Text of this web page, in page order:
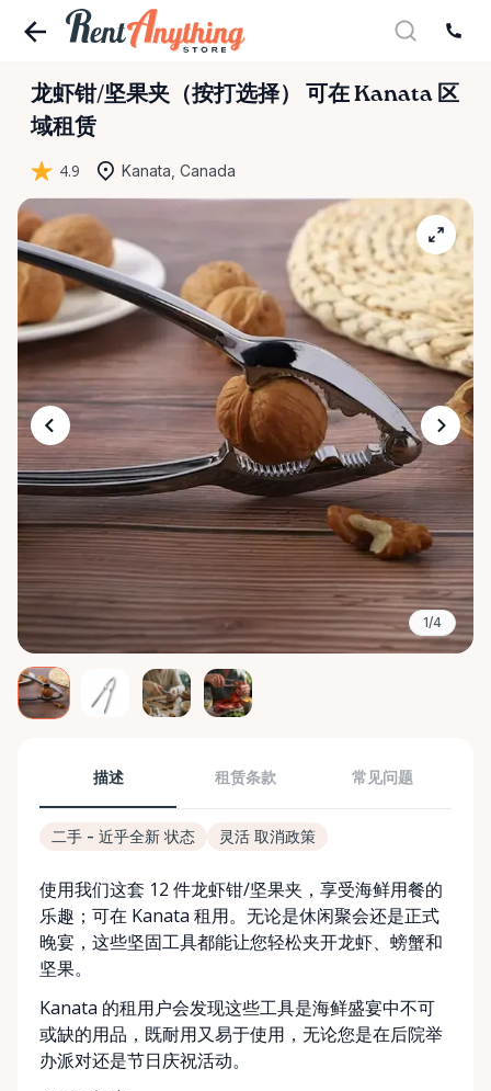
龙虾钳​/​坚果夹（按打选择）
可在 Kanata 区
域租赁
4.9 Kanata, Canada
1/4
描述 租赁条款 常见问题
二手 - 近乎全新 状态 灵活 取消政策
使用我们这套 12 件龙虾钳/坚果夹，享受海鲜用餐的
乐趣；可在 Kanata 租用。无论是休闲聚会还是正式
晚宴，这些坚固工具都能让您轻松夹开龙虾、螃蟹和
坚果。
Kanata 的租用户会发现这些工具是海鲜盛宴中不可
或缺的用品，既耐用又易于使用，无论您是在后院举
办派对还是节日庆祝活动。